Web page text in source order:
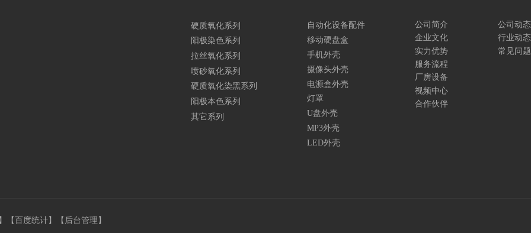
硬质氧化系列
阳极染色系列
拉丝氧化系列
喷砂氧化系列
硬质氧化染黑系列
阳极本色系列
其它系列
自动化设备配件
移动硬盘盒
手机外壳
摄像头外壳
电源盒外壳
灯罩
U盘外壳
MP3外壳
LED外壳
公司简介
企业文化
实力优势
服务流程
厂房设备
视频中心
合作伙伴
公司动态
行业动态
常见问题
【百度统计】 【 后台管理】